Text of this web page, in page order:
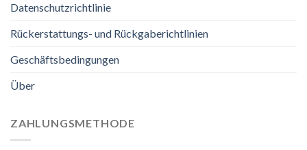
Datenschutzrichtlinie
Rückerstattungs- und Rückgaberichtlinien
Geschäftsbedingungen
Über
ZAHLUNGSMETHODE